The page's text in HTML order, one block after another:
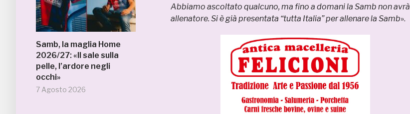
Samb, la maglia Home
2026/27: «Il sale sulla
pelle, l’ardore negli
occhi»
7 Agosto 2026
Abbiamo ascoltato qualcuno, ma fino a domani la Samb non avrà
allenatore. Si è già presentata “tutta Italia” per allenare la Samb».